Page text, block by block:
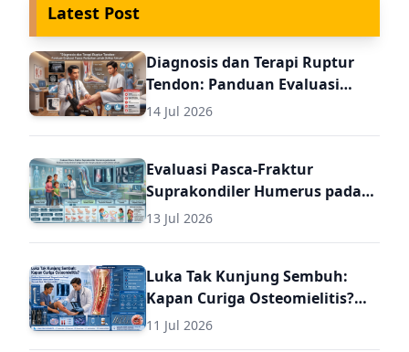
Latest Post
Diagnosis dan Terapi Ruptur
Tendon: Panduan Evaluasi
Pasca Perbaikan untuk Dokter
14 Jul 2026
Evaluasi Pasca-Fraktur
Suprakondiler Humerus pada
Anak: Panduan Komprehensif
13 Jul 2026
Luka Tak Kunjung Sembuh:
Kapan Curiga Osteomielitis?
Panduan Komprehensif
11 Jul 2026